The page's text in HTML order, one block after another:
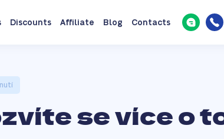
Discounts Affiliate Blog Contacts
se více o